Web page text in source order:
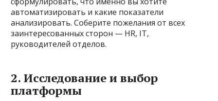
автоматизировать и какие показатели
анализировать. Соберите пожелания от всех
заинтересованных сторон — HR, IT,
руководителей отделов.
2. Исследование и выбор
платформы